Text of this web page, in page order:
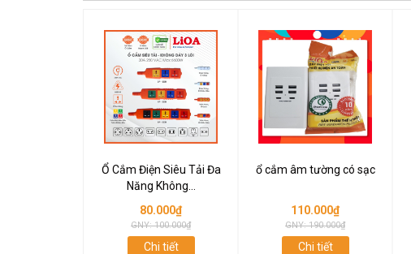
Ổ Cắm Điện Siêu Tải Đa
Năng Không...
80.000₫
GNY: 100.000₫
Chi tiết
ổ cắm âm tường có sạc
110.000₫
GNY: 190.000₫
Chi tiết